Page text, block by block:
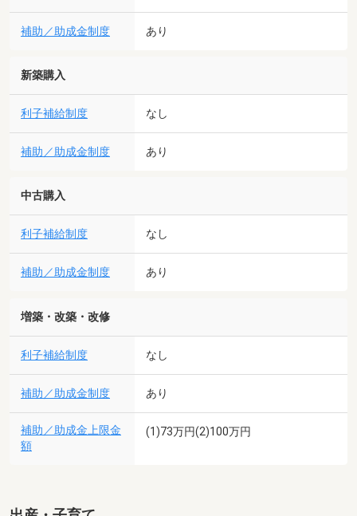
補助／助成金制度 あり
新築購入
利子補給制度 なし
補助／助成金制度 あり
中古購入
利子補給制度 なし
補助／助成金制度 あり
増築・改築・改修
利子補給制度 なし
補助／助成金制度 あり
補助／助成金上限金
額
(1)73万円(2)100万円